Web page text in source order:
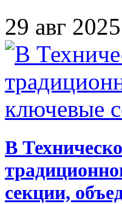
29 авг 2025
В
секции,